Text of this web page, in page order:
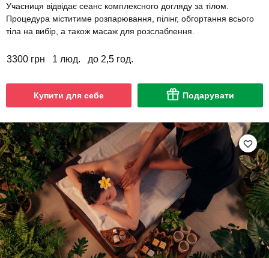
Учасниця відвідає сеанс комплексного догляду за тілом.
Процедура міститиме розпарювання, пілінг, обгортання всього
тіла на вибір, а також масаж для розслаблення.
3300 грн 1 люд. до 2,5 год.
Купити для себе Подарувати